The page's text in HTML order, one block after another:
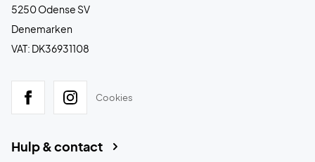
5250 Odense SV
Denemarken
VAT: DK36931108
Cookies
Hulp & contact